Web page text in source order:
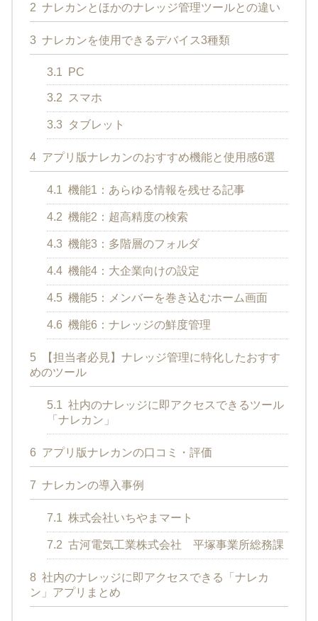
2 ナレカンとほかのナレッジ管理ツールとの違い
3 ナレカンを使用できるデバイス3種類
3.1 PC
3.2 スマホ
3.3 タブレット
4 アプリ版ナレカンのおすすめ機能と使用感6選
4.1 機能1：あらゆる情報を残せる記事
4.2 機能2：超高精度の検索
4.3 機能3：多階層のフォルダ
4.4 機能4：大企業向けの設定
4.5 機能5：メンバーを巻き込むホーム画面
4.6 機能6：ナレッジの鮮度管理
5
【担当者必見】ナレッジ管理に特化したおすす
めのツール
5.1 社内のナレッジに即アクセスできるツール
「ナレカン」
6 アプリ版ナレカンの口コミ・評価
7 ナレカンの導入事例
7.1 株式会社いちやまマート
7.2 古河電気工業株式会社 平塚事業所総務課
8 社内のナレッジに即アクセスできる「ナレカ
ン」アプリまとめ